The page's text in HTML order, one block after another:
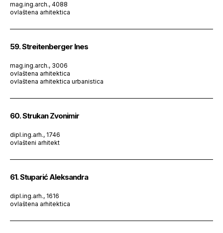
mag.ing.arch., 4088
ovlaštena arhitektica
59. Streitenberger Ines
mag.ing.arch., 3006
ovlaštena arhitektica
ovlaštena arhitektica urbanistica
60. Strukan Zvonimir
dipl.ing.arh., 1746
ovlašteni arhitekt
61. Stuparić Aleksandra
dipl.ing.arh., 1616
ovlaštena arhitektica